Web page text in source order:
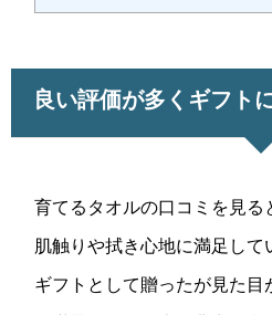
良い評価が多くギフト
育てるタオルの口コミを見る
肌触りや拭き心地に満足して
ギフトとして贈ったが見た目